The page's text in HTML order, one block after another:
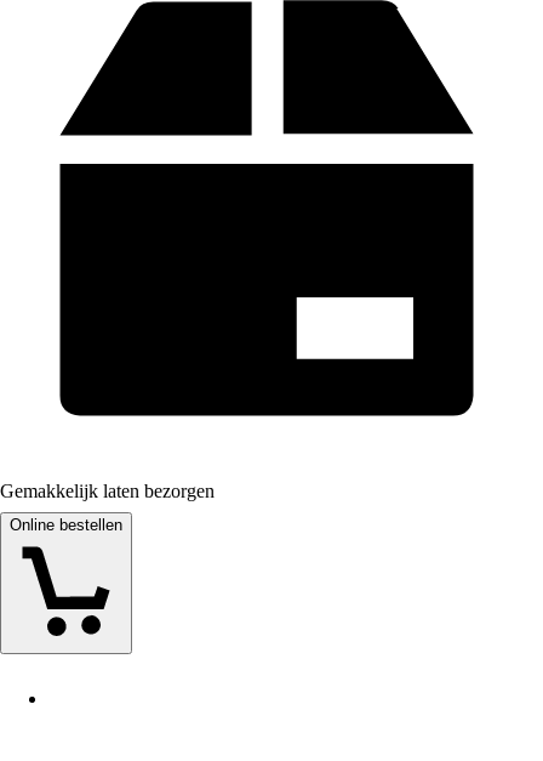
Gemakkelijk laten bezorgen
Online bestellen